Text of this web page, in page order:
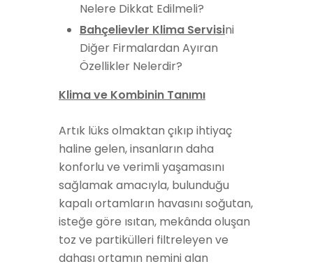
Nelere Dikkat Edilmeli?
Bahçelievler Klima Servisini
Diğer Firmalardan Ayıran
Özellikler Nelerdir?
Klima ve Kombinin Tanımı
Artık lüks olmaktan çıkıp ihtiyaç
haline gelen, insanların daha
konforlu ve verimli yaşamasını
sağlamak amacıyla, bulunduğu
kapalı ortamların havasını soğutan,
isteğe göre ısıtan, mekânda oluşan
toz ve partikülleri filtreleyen ve
dahası ortamın nemini alan